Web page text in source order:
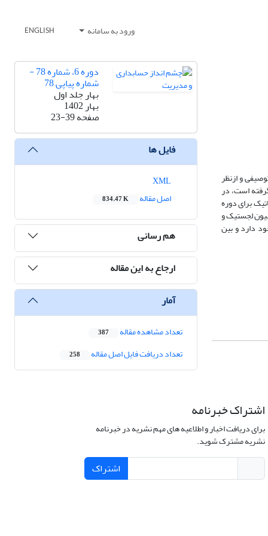
ورود به سامانه ENGLISH
و ازنظر
است، در
به روش حذف سیستماتیک برای دوره
لجستیک و
دارد و بین
دوره 6، شماره 78 -
شماره پیاپی 78
بهار جلد اول
بهار 1402
صفحه23-39
فایل ها
اصل مقاله
834.47 K
هم رسانی
ارجاع به این مقاله
آمار
تعداد مشاهده مقاله 387
تعداد دریافت فایل اصل مقاله 258
اشتراک خبرنامه
برای دریافت اخبار و اطلاعیه های مهم نشریه در خبرنامه
نشریه مشترک شوید.
اشتراک